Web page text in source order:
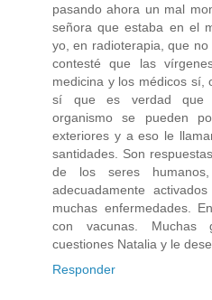
pasando ahora un mal
señora que estaba en el
yo, en radioterapia, que
contesté que las
medicina y los médicos sí,
sí que es verdad que
organismo se pueden
exteriores y a eso le
santidades. Son
de los seres humanos,
adecuadamente
muchas enfermedades.
con vacunas. Muchas
cuestiones Natalia y le
Responder